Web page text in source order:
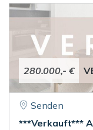
280.000,- €
Senden
***Verkauft***